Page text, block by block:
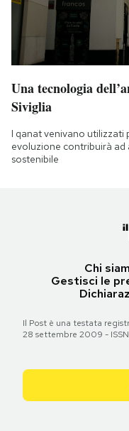
Una tecnologia
Siviglia
I qanat venivano
evoluzione contribuirà ad
sostenibile
Chi
Gestisci le
Il Post è una testata
28 settembre 2009 -